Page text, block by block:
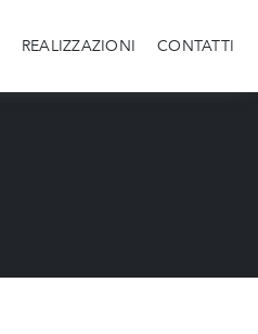
REALIZZAZIONI CONTATTI